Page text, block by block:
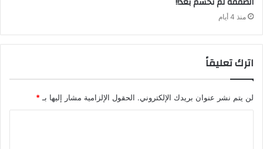
منذ 4 أيام
اترك تعليقاً
لن يتم نشر عنوان بريدك الإلكتروني. الحقول الإلزامية مشار إليها بـ *